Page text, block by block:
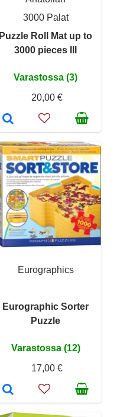
3000 Palat
Puzzle Roll Mat up to
3000 pieces III
Varastossa (3)
20,00 €
Eurographics
Eurographic Sorter
Puzzle
Varastossa (12)
17,00 €